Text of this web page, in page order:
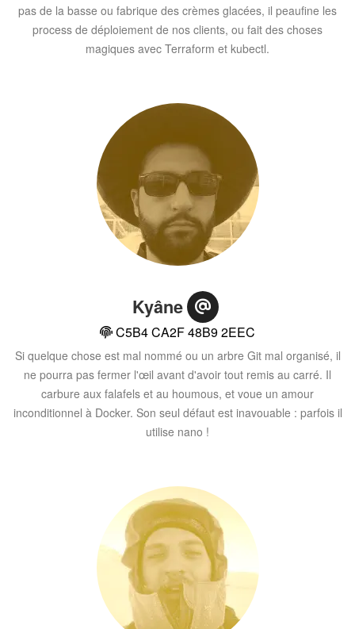
pas de la basse ou fabrique des crèmes glacées, il peaufine les
process de déploiement de nos clients, ou fait des choses
magiques avec Terraform et kubectl.
Kyâne
C5B4 CA2F 48B9 2EEC
Si quelque chose est mal nommé ou un arbre Git mal organisé, il
ne pourra pas fermer l'œil avant d'avoir tout remis au carré. Il
carbure aux falafels et au houmous, et voue un amour
inconditionnel à Docker. Son seul défaut est inavouable : parfois il
utilise nano !